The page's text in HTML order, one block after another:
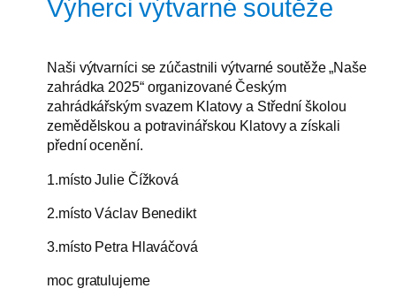
Výherci výtvarné soutěže
Naši výtvarníci se zúčastnili výtvarné soutěže „Naše
zahrádka 2025“ organizované Českým
zahrádkářským svazem Klatovy a Střední školou
zemědělskou a potravinářskou Klatovy a získali
přední ocenění.
1.místo Julie Čížková
2.místo Václav Benedikt
3.místo Petra Hlaváčová
moc gratulujeme